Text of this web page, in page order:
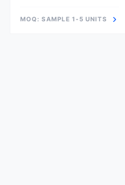
MOQ: SAMPLE 1-5 UNITS